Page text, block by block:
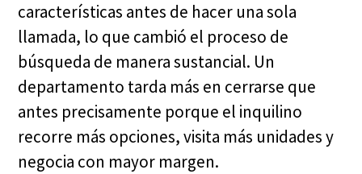
características antes de hacer una sola
llamada, lo que cambió el proceso de
búsqueda de manera sustancial. Un
departamento tarda más en cerrarse que
antes precisamente porque el inquilino
recorre más opciones, visita más unidades y
negocia con mayor margen.